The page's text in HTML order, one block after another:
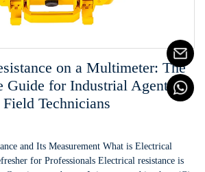
on a Multimeter: The
Guide for Industrial Agents,
Technicians
and Its Measurement What is Electrical
for Professionals Electrical resistance is